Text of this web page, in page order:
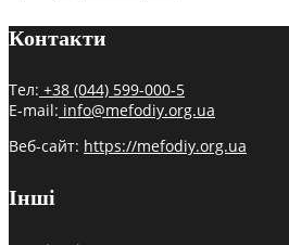
Контакти
Тел: +38 (044) 599-000-5
E-mail: info@mefodiy.org.ua
Веб-сайт: https://mefodiy.org.ua
Інші